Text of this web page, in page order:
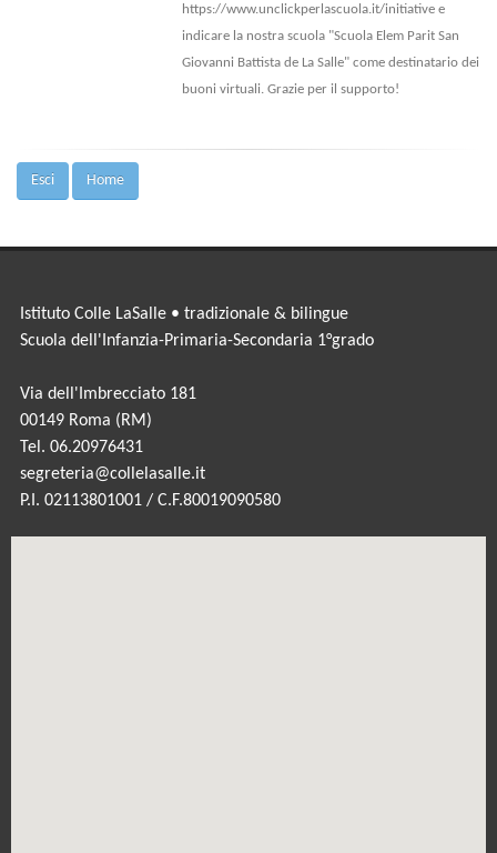
https://www.unclickperlascuola.it/initiative e
indicare la nostra scuola "Scuola Elem Parit San
Giovanni Battista de La Salle" come destinatario dei
buoni virtuali. Grazie per il supporto!
Esci Home
Istituto Colle LaSalle • tradizionale & bilingue
Scuola dell'Infanzia-Primaria-Secondaria 1°grado
Via dell'Imbrecciato 181
00149 Roma (RM)
Tel. 06.20976431
segreteria@collelasalle.it
P.I. 02113801001 / C.F.80019090580